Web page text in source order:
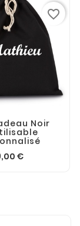
Noir
€
favorite_border